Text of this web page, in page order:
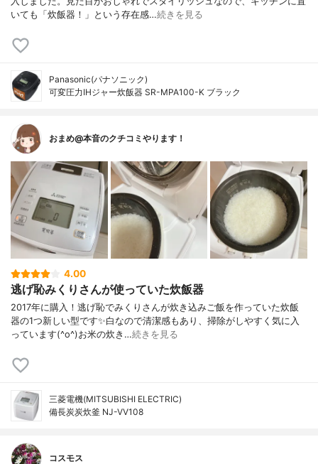
いても「炊飯器！」という存在感…続きを見る
Panasonic(パナソニック)
可変圧力IHジャー炊飯器 SR-MPA100-K ブラック
おまめ@本音のクチコミやります！
4.00
逃げ恥みくりさんが使っていた炊飯器
2017年に購入！逃げ恥でみくりさんが炊き込みご飯を作っていた炊飯
器の1つ新しい型です✨白なので清潔感もあり、掃除がしやすく気に入
っています(^o^)お米の炊き…続きを見る
三菱電機(MITSUBISHI ELECTRIC)
備長炭炭炊釜 NJ-VV108
コスモス